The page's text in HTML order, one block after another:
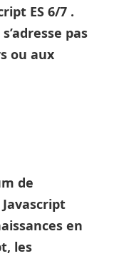
ES 6/7 .
pas
ou aux
de
en
les